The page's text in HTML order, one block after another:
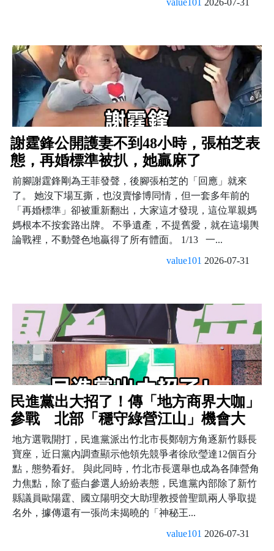
謝霆鋒公開護妻不到48小時，張柏芝表
態，再婚標準被扒，她贏麻了
前腳謝霆鋒剛為王菲發聲，後腳張柏芝的「回應」就來
了。 她沒下場互撕，也沒賣慘博同情，但一套多年前的
「再婚標準」卻被重新翻出，大家這才發現，這位單親媽
媽根本不按套路出牌。 不爭遺產，不提舊愛，就在這場輿
論戰裡，不動聲色地贏得了所有體面。 1/13 一...
value101 2026-07-31
民進黨出大招了！傳「地方商界大咖」
參戰 北部「穩守綠營江山」機會大
地方選戰開打，民進黨派出竹北市長鄭朝方角逐新竹縣長
寶座，近日黨內調查顯示他領先競爭者徐欣瑩達12個百分
點，態勢看好。 與此同時，竹北市長選舉也成為各陣營角
力焦點，除了藍白參選人紛紛表態，民進黨內部除了新竹
縣議員歐陽霆、國立陽明交大助理教授曾聖凱兩人爭取提
名外，據傳還有一張尚未揭曉的「神秘王...
value101 2026-07-31